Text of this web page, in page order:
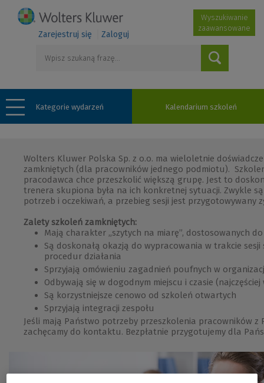
Zarejestruj się Zaloguj
Wyszukiwanie
zaawansowane
Kategorie wydarzeń Kalendarium szkoleń
Wolters Kluwer Polska Sp. z o.o. ma wieloletnie
zamkniętych (dla pracowników jednego podmiotu).
pracodawca chce przeszkolić większą grupę. Jest to
trenera skupiona była na ich konkretnej sytuacji. Zwykle
potrzeb i oczekiwań, a przebieg sesji jest przygotowywany
Zalety szkoleń zamkniętych:
Mają charakter „szytych na miarę”, dostosowanych
Są doskonałą okazją do wypracowania w trakcie
procedur działania
Sprzyjają omówieniu zagadnień poufnych w
Odbywają się w dogodnym miejscu i czasie
Są korzystniejsze cenowo od szkoleń otwartych
Sprzyjają integracji zespołu
Jeśli mają Państwo potrzeby przeszkolenia pracowników z
zachęcamy do kontaktu. Bezpłatnie przygotujemy dla